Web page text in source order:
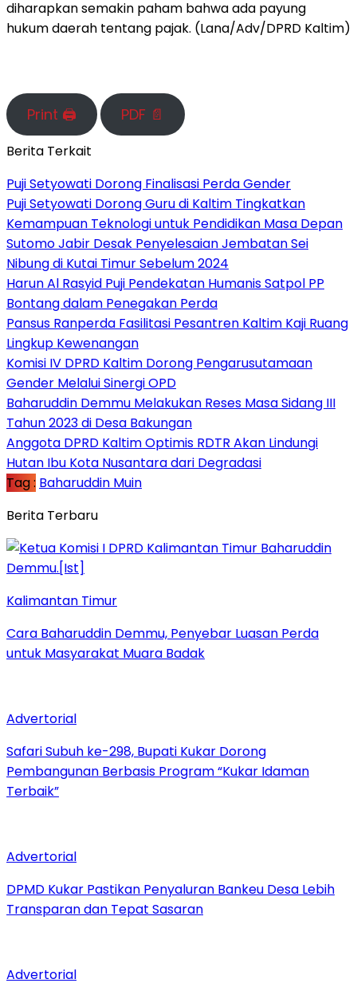
diharapkan semakin paham bahwa ada payung
hukum daerah tentang pajak. (Lana/Adv/DPRD Kaltim)
Print 🖨 PDF 📄
Berita Terkait
Puji Setyowati Dorong Finalisasi Perda Gender
Puji Setyowati Dorong Guru di Kaltim Tingkatkan
Kemampuan Teknologi untuk Pendidikan Masa Depan
Sutomo Jabir Desak Penyelesaian Jembatan Sei
Nibung di Kutai Timur Sebelum 2024
Harun Al Rasyid Puji Pendekatan Humanis Satpol PP
Bontang dalam Penegakan Perda
Pansus Ranperda Fasilitasi Pesantren Kaltim Kaji Ruang
Lingkup Kewenangan
Komisi IV DPRD Kaltim Dorong Pengarusutamaan
Gender Melalui Sinergi OPD
Baharuddin Demmu Melakukan Reses Masa Sidang III
Tahun 2023 di Desa Bakungan
Anggota DPRD Kaltim Optimis RDTR Akan Lindungi
Hutan Ibu Kota Nusantara dari Degradasi
Tag : Baharuddin Muin
Berita Terbaru
Kalimantan Timur
Cara Baharuddin Demmu, Penyebar Luasan Perda
untuk Masyarakat Muara Badak
Advertorial
Safari Subuh ke-298, Bupati Kukar Dorong
Pembangunan Berbasis Program “Kukar Idaman
Terbaik”
Advertorial
DPMD Kukar Pastikan Penyaluran Bankeu Desa Lebih
Transparan dan Tepat Sasaran
Advertorial